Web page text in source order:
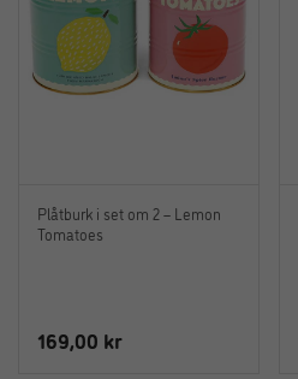
Plåtburk i set om 2 – Lemon
Tomatoes
169,00 kr